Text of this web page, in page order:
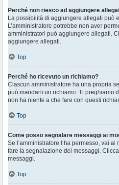
Perché non riesco ad aggiungere
La possibilità di aggiungere allegati può
L’amministratore potrebbe non aver
amministratori può aggiungere allegati.
aggiungere allegati.
Top
Perché ho ricevuto un richiamo?
Ciascun amministratore ha una propria
può mandarti un richiamo. Ti preghiamo
non ha niente a che fare con questi
Top
Come posso segnalare messaggi ai
Se l’amministratore l’ha permesso, vai
fare la segnalazione dei messaggi.
messaggi.
Top